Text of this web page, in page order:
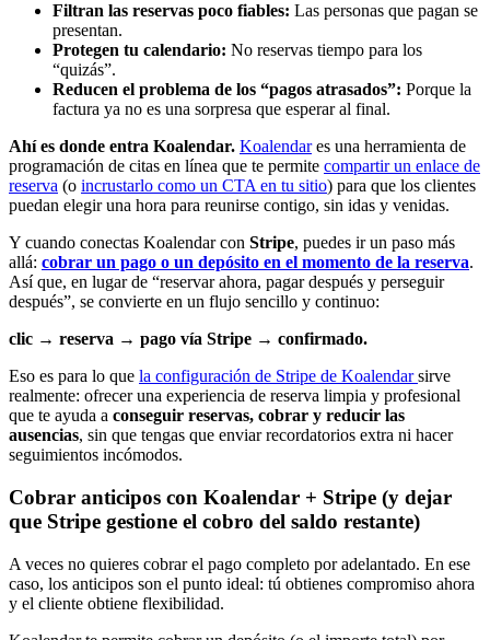
Filtran las reservas poco fiables: Las personas que pagan se
presentan.
Protegen tu calendario: No reservas tiempo para los
“quizás”.
Reducen el problema de los “pagos atrasados”: Porque la
factura ya no es una sorpresa que esperar al final.
Ahí es donde entra Koalendar. Koalendares una herramienta de
programación de citas en línea que te permite compartir un enlace de
reserva (o incrustarlo como un CTA en tu sitio) para que los clientes
puedan elegir una hora para reunirse contigo, sin idas y venidas.
Y cuando conectas Koalendar con Stripe, puedes ir un paso más
allá: cobrar un pago o un depósito en el momento de la reserva.
Así que, en lugar de “reservar ahora, pagar después y perseguir
después”, se convierte en un flujo sencillo y continuo:
clic → reserva → pago vía Stripe → confirmado.
Eso es para lo que la configuración de Stripe de Koalendarsirve
realmente: ofrecer una experiencia de reserva limpia y profesional
que te ayuda a conseguir reservas, cobrar y reducir las
ausencias, sin que tengas que enviar recordatorios extra ni hacer
seguimientos incómodos.
Cobrar anticipos con Koalendar + Stripe (y dejar
que Stripe gestione el cobro del saldo restante)
A veces no quieres cobrar el pago completo por adelantado. En ese
caso, los anticipos son el punto ideal: tú obtienes compromiso ahora
y el cliente obtiene flexibilidad.